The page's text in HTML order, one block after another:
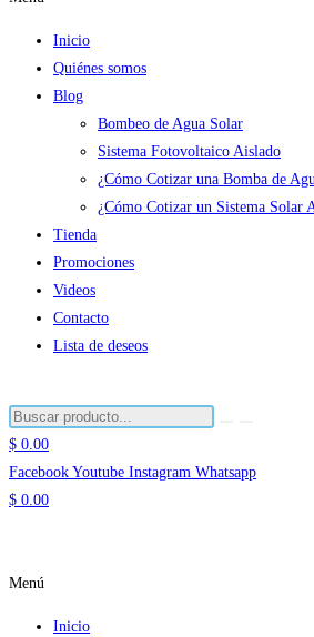
Inicio
Quiénes somos
Blog
Bombeo de Agua Solar
Sistema Fotovoltaico Aislado
¿Cómo Cotizar una Bomba de
¿Cómo Cotizar un Sistema Solar
Tienda
Promociones
Videos
Contacto
Lista de deseos
$ 0.00
Facebook Youtube Instagram Whatsapp
$ 0.00
Menú
Inicio